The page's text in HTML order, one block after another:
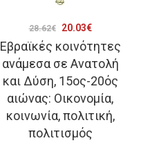
Εβραϊκές κοινότητες
ανάμεσα σε Ανατολή
και Δύση, 15ος-20ός
αιώνας: Οικονομία,
κοινωνία, πολιτική,
πολιτισμός
28.62€
Original
price
was:
28.62€.
20.03€Η
τρέχουσα
τιμή
είναι:
20.03€.